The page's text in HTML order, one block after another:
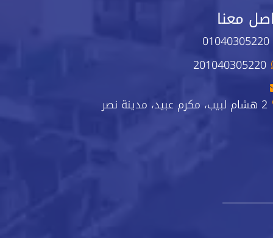
معنا
01040305220
201040305220
2 هشام لبيب، مكرم عبيد، مدينة نصر